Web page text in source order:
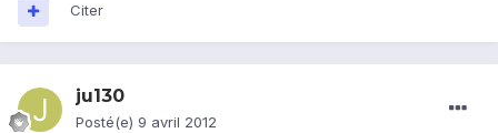
Citer
ju130
Posté(e) 9 avril 2012